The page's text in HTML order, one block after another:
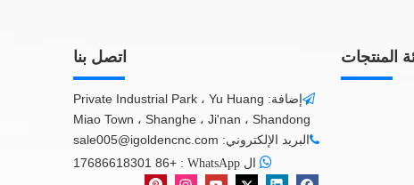
المنتجات اتصل بنا

إضافة: Private Industrial Park ، Yu Huang
Miao Town ، Shanghe ، Ji'nan ، Shandong
البريد الإلكتروني: sale005@igoldencnc.com

ال WhatsApp :
+86 17686618301